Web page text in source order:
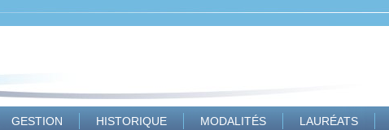
GESTION HISTORIQUE MODALITÉS LAURÉATS